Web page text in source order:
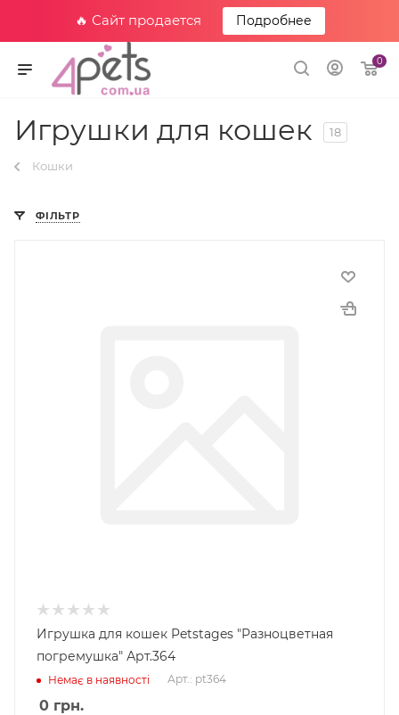
🔥 Сайт продается Подробнее
0
Игрушки для кошек 18
Кошки
ФІЛЬТР
Игрушка для кошек Petstages "Разноцветная
погремушка" Арт.364
Немає в наявності Арт.: pt364
0 грн.